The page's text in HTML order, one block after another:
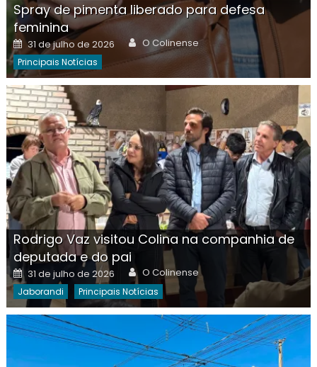
Spray de pimenta liberado para defesa
feminina
Posted
on
31 de julho de 2026 Author
O Colinense
Principais Notícias
Rodrigo Vaz visitou Colina na companhia de
deputada e do pai
Posted
on
31 de julho de 2026 Author
O Colinense
Jaborandi Principais Notícias